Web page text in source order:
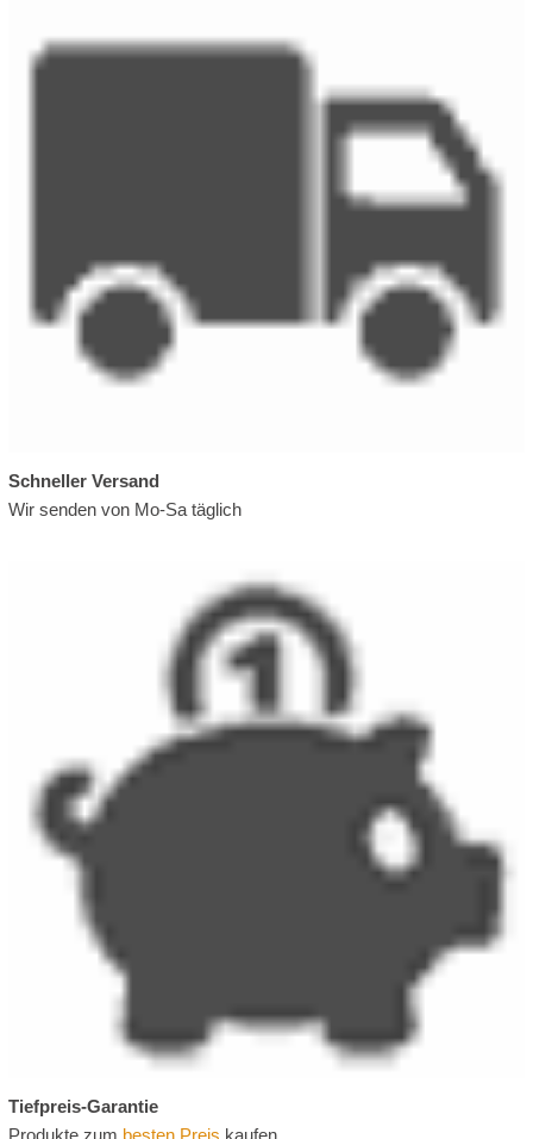
Schneller Versand
Wir senden von Mo-Sa täglich
Tiefpreis-Garantie